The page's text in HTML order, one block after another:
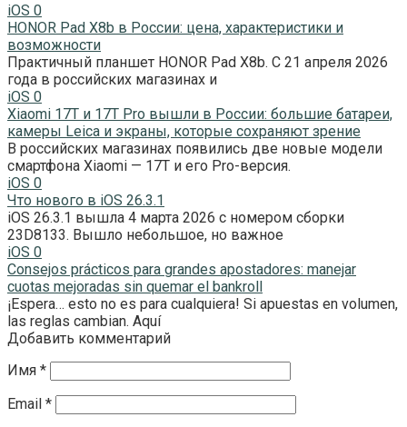
iOS 0
HONOR Pad X8b в России: цена, характеристики и
возможности
Практичный планшет HONOR Pad X8b. С 21 апреля 2026
года в российских магазинах и
iOS 0
Xiaomi 17T и 17T Pro вышли в России: большие батареи,
камеры Leica и экраны, которые сохраняют зрение
В российских магазинах появились две новые модели
смартфона Xiaomi — 17T и его Pro-версия.
iOS 0
Что нового в iOS 26.3.1
iOS 26.3.1 вышла 4 марта 2026 с номером сборки
23D8133. Вышло небольшое, но важное
iOS 0
Consejos prácticos para grandes apostadores: manejar
cuotas mejoradas sin quemar el bankroll
¡Espera… esto no es para cualquiera! Si apuestas en volumen,
las reglas cambian. Aquí
Добавить комментарий
Имя *
Email *